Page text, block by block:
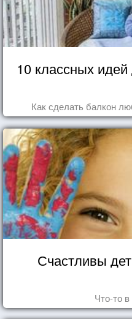
10 классных
Как сделать балкон
Счастливы
Что-то